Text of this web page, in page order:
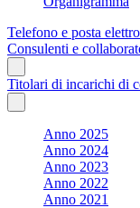
Telefono e posta
Consulenti e
Titolari di incarichi di
Anno 2025
Anno 2024
Anno 2023
Anno 2022
Anno 2021